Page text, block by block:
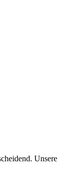
Unsere